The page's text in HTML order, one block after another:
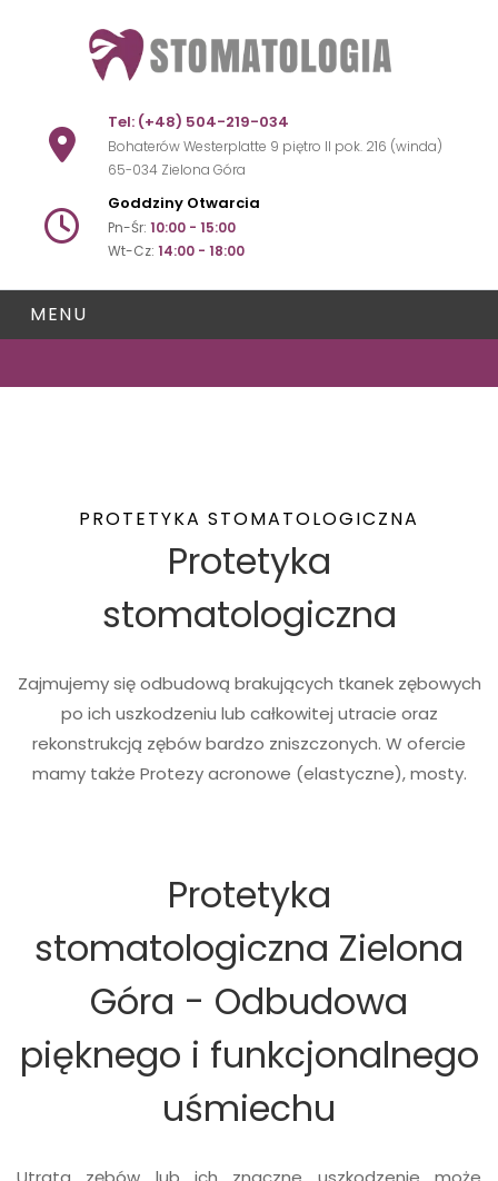
Tel: (+48) 504-219-034
Bohaterów Westerplatte 9 piętro II pok. 216 (winda)
65-034 Zielona Góra
Goddziny Otwarcia
Pn-Śr: 10:00 - 15:00
Wt-Cz: 14:00 - 18:00
MENU
PROTETYKA STOMATOLOGICZNA
Protetyka
stomatologiczna
Zajmujemy się odbudową brakujących tkanek zębowych
po ich uszkodzeniu lub całkowitej utracie oraz
rekonstrukcją zębów bardzo zniszczonych. W ofercie
mamy także Protezy acronowe (elastyczne), mosty.
Protetyka
stomatologiczna Zielona
Góra - Odbudowa
pięknego i funkcjonalnego
uśmiechu